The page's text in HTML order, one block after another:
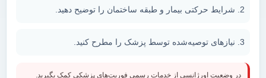
شرایط حرکتی بیمار و طبقه ساختمان را توضیح دهید.
نیازهای توصیه‌شده توسط پزشک را مطرح کنید.
در وضعیت اورژانسی از خدمات رسمی فوریت‌های پزشکی کمک بگیرید.